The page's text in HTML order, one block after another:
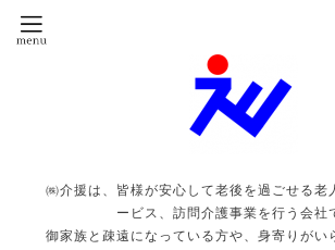
㈱介援は、皆様が安心して老後を過ごせる老
ービス、訪問介護事業を行う会社
御家族と疎遠になっている方や、身寄りがい